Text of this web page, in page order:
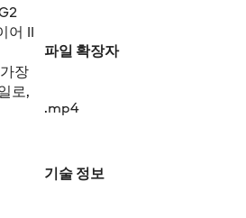
어 II
장
로,
파일 확장자
.mp4
기술 정보